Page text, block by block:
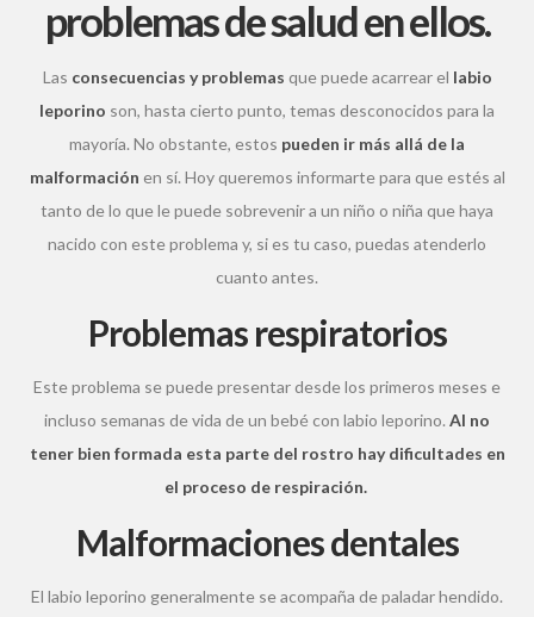
problemas de salud en ellos.
Las consecuencias y problemas que puede acarrear el labio
leporino son, hasta cierto punto, temas desconocidos para la
mayoría. No obstante, estos pueden ir más allá de la
malformación en sí. Hoy queremos informarte para que estés al
tanto de lo que le puede sobrevenir a un niño o niña que haya
nacido con este problema y, si es tu caso, puedas atenderlo
cuanto antes.
Problemas respiratorios
Este problema se puede presentar desde los primeros meses e
incluso semanas de vida de un bebé con labio leporino. Al no
tener bien formada esta parte del rostro hay dificultades en
el proceso de respiración.
Malformaciones dentales
El labio leporino generalmente se acompaña de paladar hendido.